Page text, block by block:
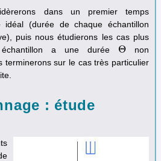
dans un premier temps
idéal (durée de chaque échantillon
puis nous étudierons les cas plus
a une durée Θ
Θ
non
terminerons sur le cas très particulier
: étude